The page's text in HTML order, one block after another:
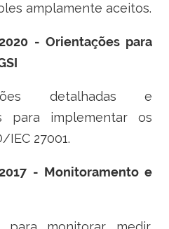
amplamente aceitos.
- Orientações para
detalhadas e
para implementar os
IEC 27001.
- Monitoramento e